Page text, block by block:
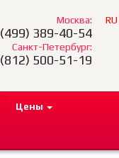
Москва:
(499) 389-40-54
Санкт-Петербург:
(812) 500-51-19
RU
Цены